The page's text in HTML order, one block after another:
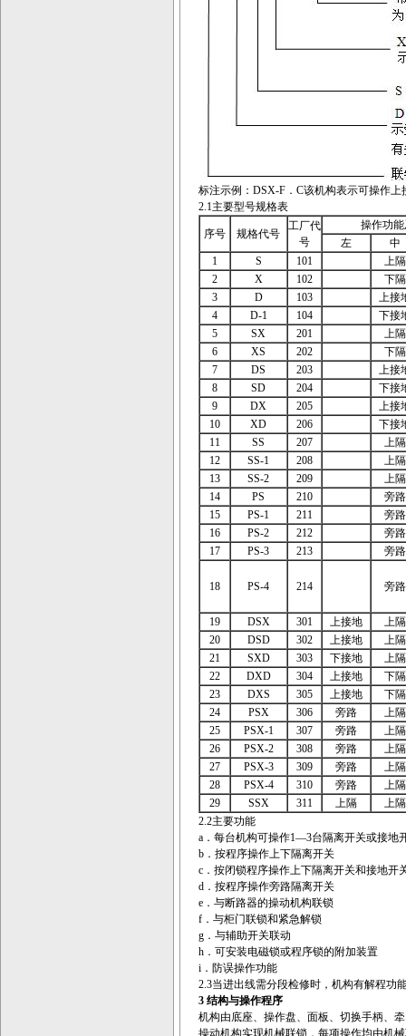
标注示例：DSX-F．C该机构表示可操作
2.1主要型号规格表
序号 规格代号
工厂代
号
操作功
左
中
1
S 101
上隔
2
X 102
下隔
3
D 103
上接
4
D-1 104
下接
5
SX 201
上隔
6
XS 202
下隔
7
DS 203
上接
8
SD 204
下接
9
DX 205
上接
10
XD 206
下接
11
SS 207
上隔
12
SS-1 208
上隔
13
SS-2 209
上隔
14
PS 210
旁路
15
PS-1 211
旁路
16
PS-2 212
旁路
17
PS-3 213 旁路
18 PS-4 214 旁路
19 DSX 301 上接地
上隔
20
DSD 302 上接地
上隔
21
SXD 303 下接地
上隔
22
DXD 304 上接地
下隔
23
DXS 305 上接地
下隔
24
PSX 306 旁路
上隔
25
PSX-1 307 旁路
上隔
26
PSX-2 308 旁路
上隔
27
PSX-3 309 旁路
上隔
28
PSX-4 310 旁路
上隔
29
SSX 311 上隔
上隔
2.2主要功能
a．每台机构可操作1—3台隔离开关或接地
b．按程序操作上下隔离开关
c．按闭锁程序操作上下隔离开关和接地开
d．按程序操作旁路隔离开关
e．与断路器的操动机构联锁
f．与柜门联锁和紧急解锁
g．与辅助开关联动
h．可安装电磁锁或程序锁的附加装置
i．防误操作功能
2.3当进出线需分段检修时，机构有解程功
3 结构与操作程序
机构由底座、操作盘、面板、切换手柄、
操动机构实现机械联锁，每项操作均由机